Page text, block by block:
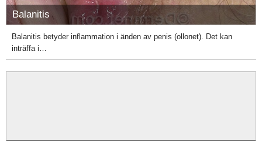
Balanitis
Balanitis betyder inflammation i änden av penis (ollonet). Det kan
inträffa i…